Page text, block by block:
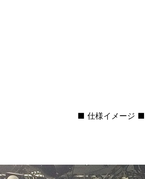
■ 仕様イメージ ■